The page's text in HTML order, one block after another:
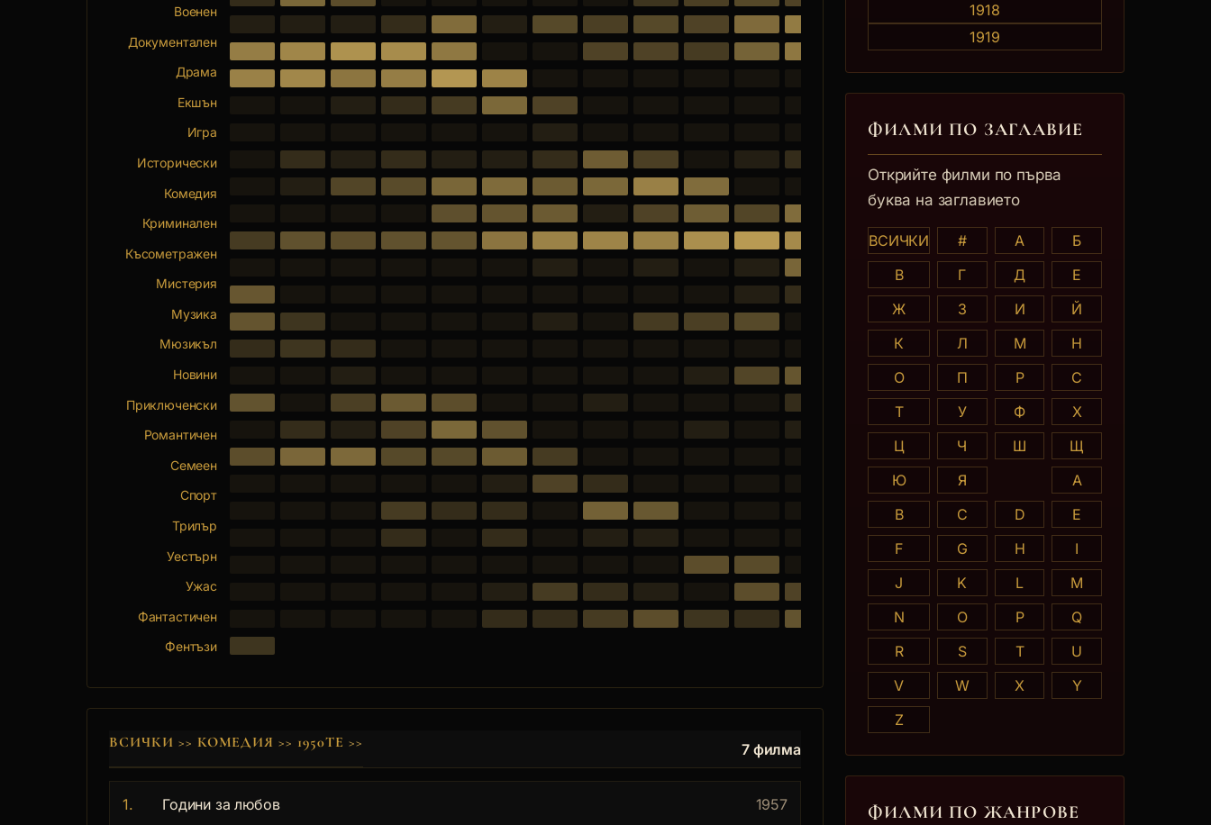
Военен
Документален
Драма
Екшън
Игра
Исторически
Комедия
Криминален
Късометражен
Мистерия
Музика
Мюзикъл
Новини
Приключенски
Романтичен
Семеен
Спорт
Трилър
Уестърн
Ужас
Фантастичен
Фентъзи
ВСИЧКИ >> КОМЕДИЯ >> 1950ТЕ >> 7 филма
1. Години за любов 1957
1918
1919
ФИЛМИ ПО ЗАГЛАВИE
Открийте филми по първа
буква на заглавието
ВСИЧКИ # А
Б
В
Г Д
Е
Ж
З И
Й
К
Л М
Н
О
П Р
С
Т
У Ф
Х
Ц
Ч Ш
Щ
Ю
Я
A
B
C D
E
F
G H
I
J
K L
M
N
O P
Q
R
S T
U
V
W X
Y
Z
ФИЛМИ ПО ЖАНРОВЕ